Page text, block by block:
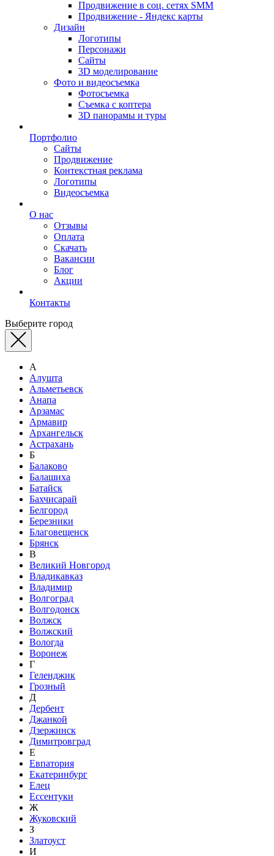
Продвижение в соц. сетях SMM
Продвижение - Яндекс карты
Дизайн
Логотипы
Персонажи
Сайты
3D моделирование
Фото и видеосъемка
Фотосъемка
Съемка с коптера
3D панорамы и туры
Портфолио
Сайты
Продвижение
Контекстная реклама
Логотипы
Видеосъемка
О нас
Отзывы
Оплата
Скачать
Вакансии
Блог
Акции
Контакты
Выберите город
А
Алушта
Альметьевск
Анапа
Арзамас
Армавир
Архангельск
Астрахань
Б
Балаково
Балашиха
Батайск
Бахчисарай
Белгород
Березники
Благовещенск
Брянск
В
Великий Новгород
Владикавказ
Владимир
Волгоград
Волгодонск
Волжск
Волжский
Вологда
Воронеж
Г
Геленджик
Грозный
Д
Дербент
Джанкой
Дзержинск
Димитровград
Е
Евпатория
Екатеринбург
Елец
Ессентуки
Ж
Жуковский
З
Златоуст
И